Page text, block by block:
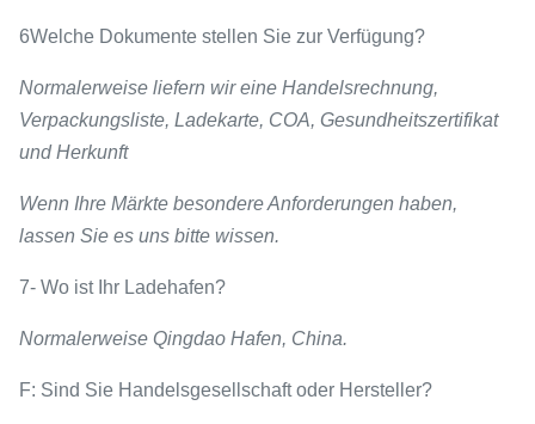
6Welche Dokumente stellen Sie zur Verfügung?
Normalerweise liefern wir eine Handelsrechnung,
Verpackungsliste, Ladekarte, COA, Gesundheitszertifikat
und Herkunft
Wenn Ihre Märkte besondere Anforderungen haben,
lassen Sie es uns bitte wissen.
7- Wo ist Ihr Ladehafen?
Normalerweise Qingdao Hafen, China.
F: Sind Sie Handelsgesellschaft oder Hersteller?